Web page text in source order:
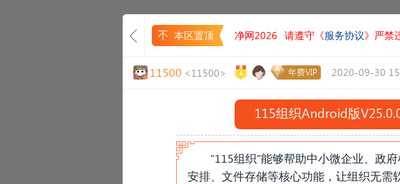
本区置顶 净网2026 请遵守《服务协议》严禁
11500 <11500> 年费VIP 2020-09-30
115组织Android版
“115组织”能够帮助中小微企业、政
安排、文件存储等核心功能，让组织无